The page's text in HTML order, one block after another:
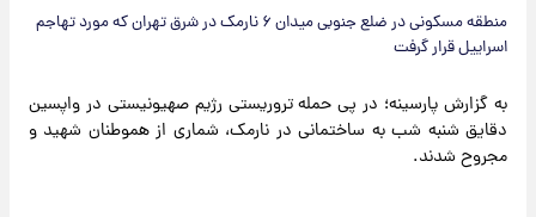
منطقه مسکونی در ضلع جنوبی میدان ۶ نارمک در شرق تهران که مورد تهاجم
اسراییل قرار گرفت
به گزارش پارسینه؛ در پی حمله تروریستی رژیم صهیونیستی در واپسین
دقایق شنبه شب به ساختمانی در نارمک، شماری از هموطنان شهید و
مجروح شدند.